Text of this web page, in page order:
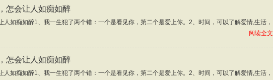
怎会让人如痴如醉
人如痴如醉1、我一生犯了两个错：一个是看见你，第二个是爱上你。2、时间，可以了解爱情,生活，
阅读全文
怎会让人如痴如醉
人如痴如醉1、我一生犯了两个错：一个是看见你，第二个是爱上你。2、时间，可以了解爱情,生活，